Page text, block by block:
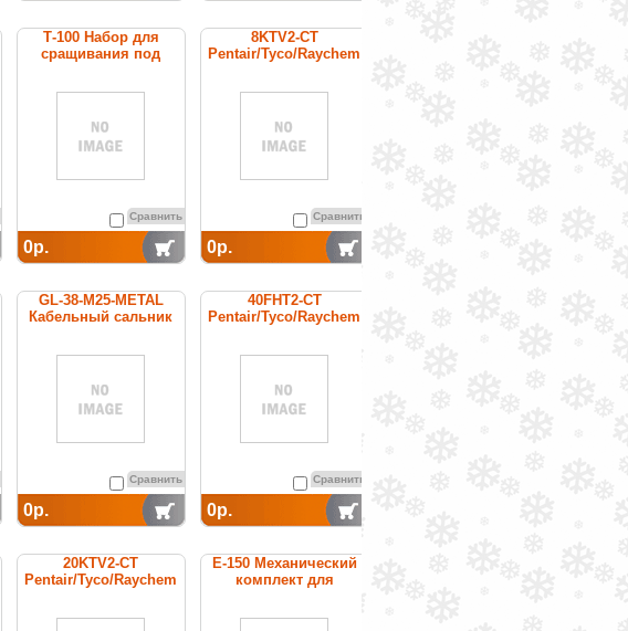
Т-100 Набор для
сращивания под
Сравнить
0р.
8KTV2-CT
Pentair/Tyco/Raychem
Сравнить
0р.
GL-38-M25-METAL
Кабельный сальник
Сравнить
0р.
40FHT2-CT
Pentair/Tyco/Raychem
Сравнить
0р.
20KTV2-CT
Pentair/Tyco/Raychem
E-150 Механический
комплект для